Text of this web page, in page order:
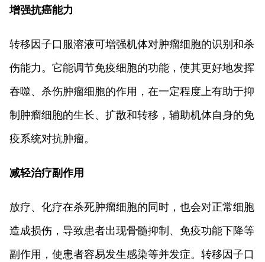
增强抗癌能力
转移因子口服溶液可增强机体对肿瘤细胞的识别和杀
伤能力。它能调节免疫细胞的功能，使其更好地发挥
吞噬、杀伤肿瘤细胞的作用，在一定程度上有助于抑
制肿瘤细胞的生长、扩散和转移，辅助机体自身的免
疫系统对抗肿瘤。
减轻治疗副作用
放疗、化疗在杀死肿瘤细胞的同时，也会对正常细胞
造成损伤，导致患者出现骨髓抑制、免疫功能下降等
副作用，使患者容易发生感染等并发症。转移因子口